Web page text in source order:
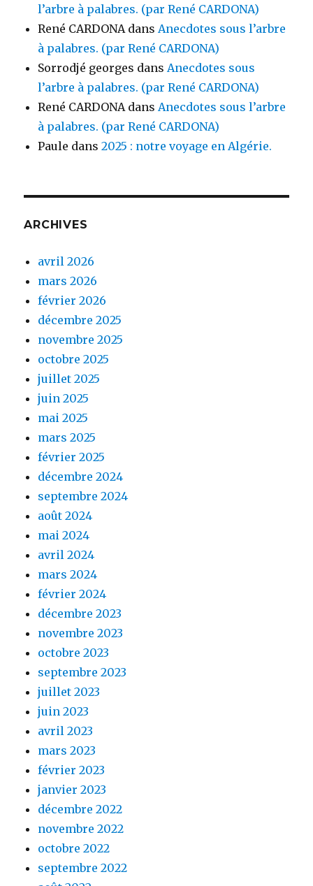
l’arbre à palabres. (par René CARDONA)
René CARDONA dans Anecdotes sous l’arbre
à palabres. (par René CARDONA)
Sorrodjé georges dans Anecdotes sous
l’arbre à palabres. (par René CARDONA)
René CARDONA dans Anecdotes sous l’arbre
à palabres. (par René CARDONA)
Paule dans2025 : notre voyage en Algérie.
ARCHIVES
avril 2026
mars 2026
février 2026
décembre 2025
novembre 2025
octobre 2025
juillet 2025
juin 2025
mai 2025
mars 2025
février 2025
décembre 2024
septembre 2024
août 2024
mai 2024
avril 2024
mars 2024
février 2024
décembre 2023
novembre 2023
octobre 2023
septembre 2023
juillet 2023
juin 2023
avril 2023
mars 2023
février 2023
janvier 2023
décembre 2022
novembre 2022
octobre 2022
septembre 2022